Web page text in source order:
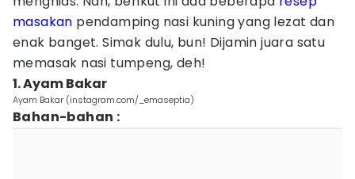
masakan pendamping nasi kuning yang lezat dan
enak banget. Simak dulu, bun! Dijamin juara satu
memasak nasi tumpeng, deh!
1. Ayam Bakar
Ayam Bakar (instagram.com/_emaseptia)
Bahan-bahan :